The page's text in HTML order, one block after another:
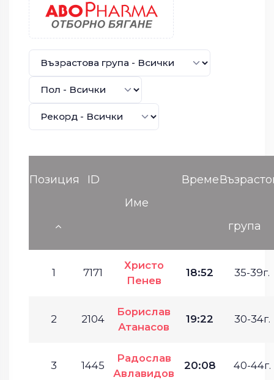
Позиция
ID
Име
Време
група
1 7171
Христо
Пенев
18:52 35-39г.
2 2104
Борислав
Атанасов
19:22 30-34г.
3 1445
Радослав
Авлавидов
20:08 40-44г.